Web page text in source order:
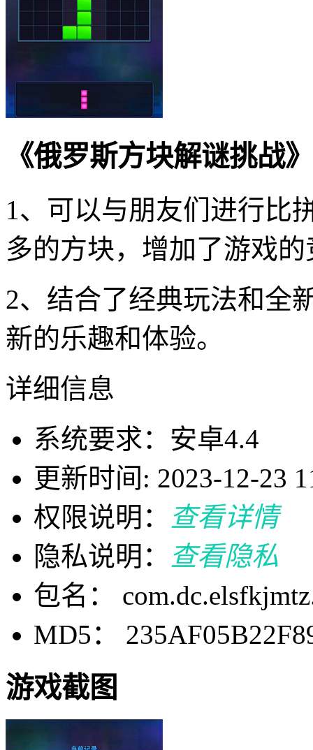
《俄罗斯方块解谜挑战
1、可以与朋友们进行比
多的方块，增加了游戏
2、结合了经典玩法和全
新的乐趣和体验。
详细信息
系统要求：安卓4.4
更新时间: 2023-12-23
权限说明：
查看详情
隐私说明：
查看隐私
包名：
MD5：
游戏截图